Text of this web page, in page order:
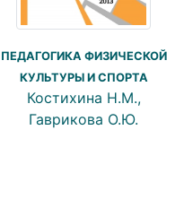
ПЕДАГОГИКА ФИЗИЧЕСКОЙ
КУЛЬТУРЫ И СПОРТА
Костихина Н.М.,
Гаврикова О.Ю.